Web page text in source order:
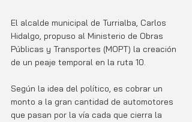
El alcalde municipal de Turrialba, Carlos
Hidalgo, propuso al Ministerio de Obras
Públicas y Transportes (MOPT) la creación
de un peaje temporal en la ruta 10.
Según la idea del político, es cobrar un
monto a la gran cantidad de automotores
que pasan por la vía cada que cierra la